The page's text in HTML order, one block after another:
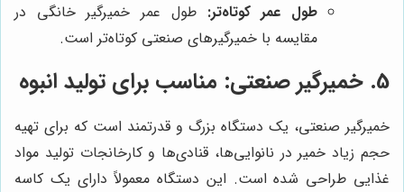
طول عمر کوتاه‌تر: طول عمر خمیرگیر خانگی در
مقایسه با خمیرگیرهای صنعتی کوتاه‌تر است.
5. خمیرگیر صنعتی: مناسب برای تولید انبوه
خمیرگیر صنعتی، یک دستگاه بزرگ و قدرتمند است که برای تهیه
حجم زیاد خمیر در نانوایی‌ها، قنادی‌ها و کارخانجات تولید مواد
غذایی طراحی شده است. این دستگاه معمولاً دارای یک کاسه